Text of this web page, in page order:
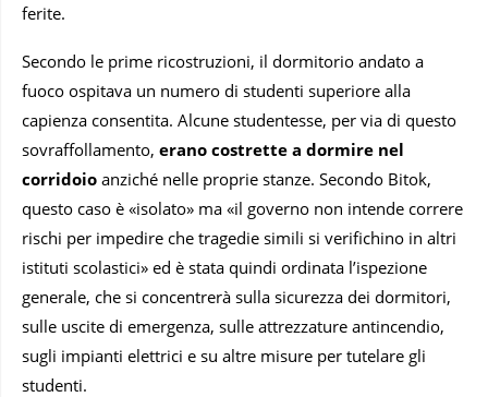
ferite.
Secondo le prime ricostruzioni, il dormitorio andato a
fuoco ospitava un numero di studenti superiore alla
capienza consentita. Alcune studentesse, per via di questo
sovraffollamento, erano costrette a dormire nel
corridoio anziché nelle proprie stanze. Secondo Bitok,
questo caso è «isolato» ma «il governo non intende correre
rischi per impedire che tragedie simili si verifichino in altri
istituti scolastici» ed è stata quindi ordinata l’ispezione
generale, che si concentrerà sulla sicurezza dei dormitori,
sulle uscite di emergenza, sulle attrezzature antincendio,
sugli impianti elettrici e su altre misure per tutelare gli
studenti.